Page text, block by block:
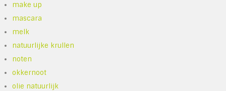
make up
mascara
melk
natuurlijke krullen
noten
okkernoot
olie natuurlijk